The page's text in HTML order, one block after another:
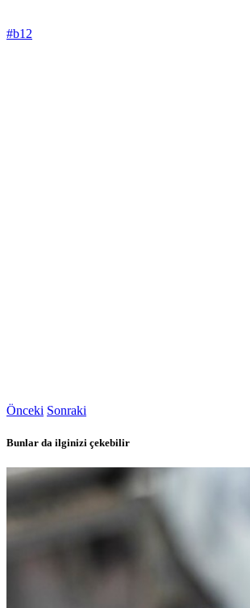
#b12
Önceki Sonraki
Bunlar da ilginizi çekebilir